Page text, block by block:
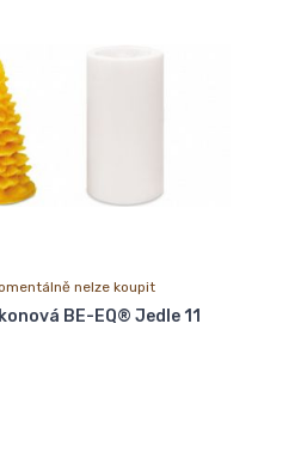
nelze koupit
BE-EQ® Jedle 11